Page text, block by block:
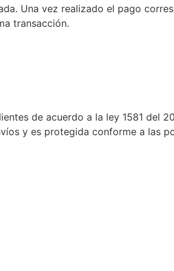
Una vez realizado el pago
transacción.
de acuerdo a la ley 1581 del
y es protegida conforme a las